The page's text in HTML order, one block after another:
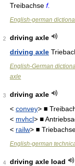
Treibachse f.
English-german
2
driving axle
driving axle
English-German
axle
3
driving axle
< convey> ■
< mvhcl> ■
< railw> ■
English-german
4
driving axle load